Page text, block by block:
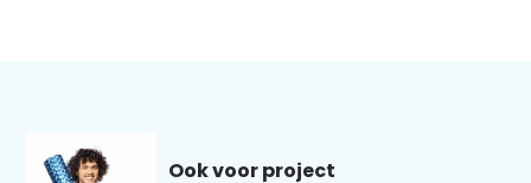
Ook voor project